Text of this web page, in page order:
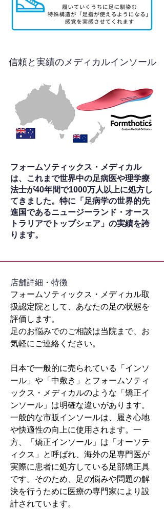
信頼と実績のメディカルインソール
フォームソティックス・メディカル
は、これまで世界中の足病医や理学療
法士が40年間で1000万人以上に処方し
てきました。特に「足病学の世界的先
進国であるニュージーランド・オース
トラリアでトップシェア」の実績を誇
ります。
​店舗詳細・特徴
フォームソティックス・メディカル取
扱認定院として、あなたの足の状態を
評価します。
足のお悩みでのご相談は当院まで、お
気軽にご連絡ください。
日本で一般的に売られている「インソ
ール」や「中敷き」とフォームソティ
ックス・メディカルのような「矯正イ
ンソール」は明確な違いがあります。
一般的な市販インソールは、履き心地
や快適性の向上に使用されます。一
方、「矯正インソール」は「オーソテ
ィクス」と呼ばれ、海外の足専門医が
実際に患者に処方している足部矯正具
です。そのため、足の悩みや問題の解
決を行うために医療の専門家により設
計されています。